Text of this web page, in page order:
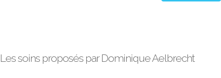
Les soins proposés par Dominique Aelbrecht